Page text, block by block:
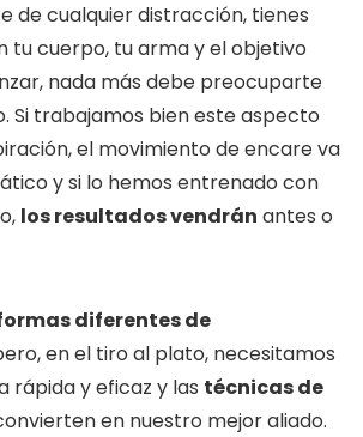
de cualquier distracción, tienes
tu cuerpo, tu arma y el objetivo
nada más debe preocuparte
Si trabajamos bien este aspecto
el movimiento de encare va
y si lo hemos entrenado con
los resultados vendrán antes o
diferentes de
en el tiro al plato, necesitamos
rápida y eficaz y las técnicas de
en nuestro mejor aliado.